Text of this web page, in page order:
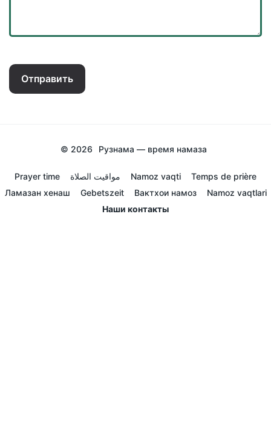
Отправить
© 2026 Рузнама — время намаза
Prayer time مواقيت الصلاة Namoz vaqti
Temps de prière
Ламазан хенаш
Gebetszeit Вактхои намоз
Namoz vaqtlari
Наши контакты